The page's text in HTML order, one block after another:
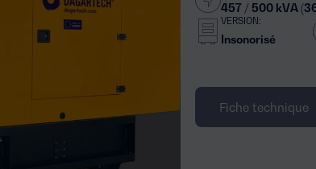
457 / 500 kVA
VERSION:
Insonorisé
Fiche technique